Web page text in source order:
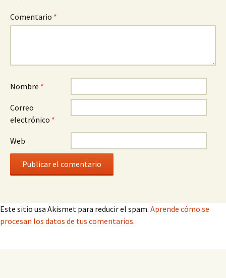
Comentario *
Nombre *
Correo
electrónico *
Web
Este sitio usa Akismet para reducir el spam. Aprende cómo se
procesan los datos de tus comentarios.